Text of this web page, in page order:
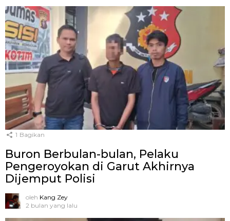
1 Bagikan
Buron Berbulan-bulan, Pelaku
Pengeroyokan di Garut Akhirnya
Dijemput Polisi
oleh Kang Zey
2 bulan yang lalu